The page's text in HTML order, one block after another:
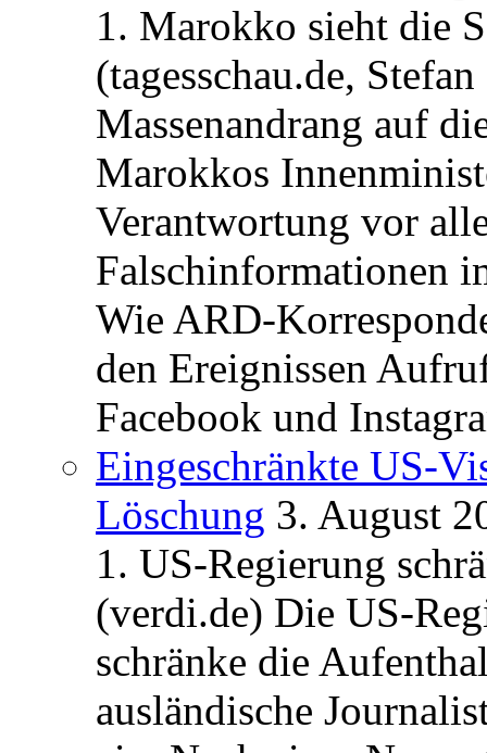
1. Marokko sieht die
(tagesschau.de,
Massenandrang auf
Marokkos
Verantwortung vor
Falschinformationen
Wie ARD-
den Ereignissen
Facebook und
Eingeschränkte US-
Löschung 3. August
1. US-Regierung
(verdi.de) Die US-
schränke die
ausländische